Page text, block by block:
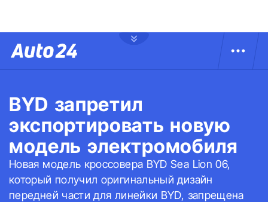
BYD запретил
экспортировать новую
модель электромобиля
Новая модель кроссовера BYD Sea Lion 06,
который получил оригинальный дизайн
передней части для линейки BYD, запрещена